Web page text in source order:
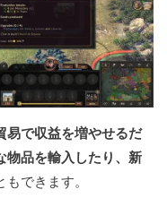
易で収益を増やせるだ
物品を輸入したり、新
できます。